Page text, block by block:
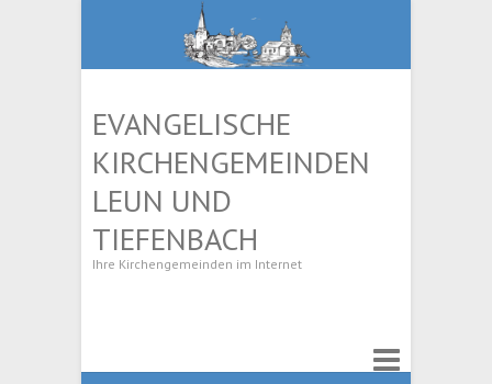
EVANGELISCHE
KIRCHENGEMEINDEN
LEUN UND
TIEFENBACH
Ihre Kirchengemeinden im Internet